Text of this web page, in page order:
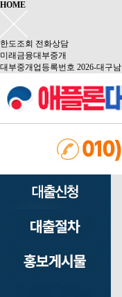
HOME
한도조회 전화상담
미래금융대부중개
대부중개업등록번호 2026-대구